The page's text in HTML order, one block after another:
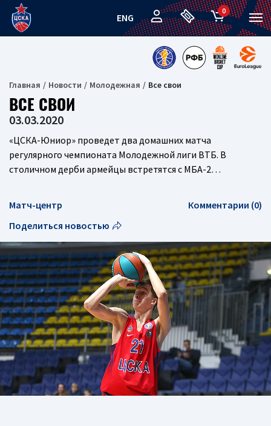
ENG
0
Главная Новости Молодежная Все свои
ВСЕ СВОИ
03.03.2020
«ЦСКА-Юниор» проведет два домашних матча
регулярного чемпионата Молодежной лиги ВТБ. В
столичном дерби армейцы встретятся с МБА-2…
Матч-центр
Комментарии (0)
Поделиться новостью